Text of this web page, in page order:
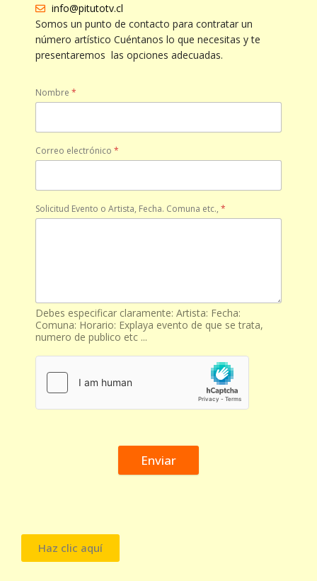
info@pitutotv.cl
Somos un punto de contacto para contratar un
número artístico Cuéntanos lo que necesitas y te
presentaremos las opciones adecuadas.
Nombre *
Correo electrónico *
Solicitud Evento o Artista, Fecha. Comuna etc., *
Debes especificar claramente: Artista: Fecha:
Comuna: Horario: Explaya evento de que se trata,
numero de publico etc ...
Enviar
Haz clic aquí